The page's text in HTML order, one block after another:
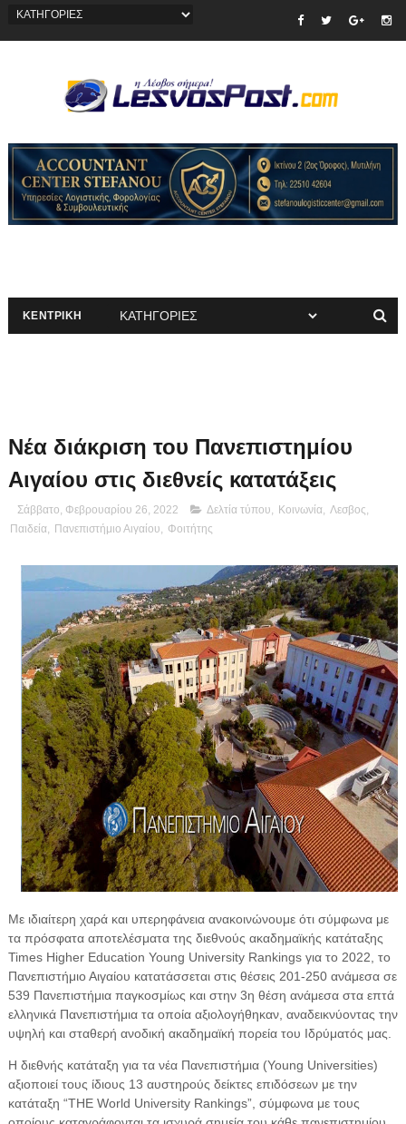
ΚΕΝΤΡΙΚΗ
Νέα διάκριση του Πανεπιστημίου
Αιγαίου στις διεθνείς κατατάξεις
Σάββατο, Φεβρουαρίου 26, 2022 Δελτία τύπου Κοινωνία, Λεσβος
Παιδεία, Πανεπιστήμιο Αιγαίου Φοιτήτης
Με ιδιαίτερη χαρά και υπερηφάνεια ανακοινώνουμε ότι σύμφωνα με
τα πρόσφατα αποτελέσματα της διεθνούς ακαδημαϊκής κατάταξης
Times Higher Education Young University Rankings για το 2022, το
Πανεπιστήμιο Αιγαίου κατατάσσεται στις θέσεις 201-250 ανάμεσα σε
539 Πανεπιστήμια παγκοσμίως και στην 3η θέση ανάμεσα στα επτά
ελληνικά Πανεπιστήμια τα οποία αξιολογήθηκαν, αναδεικνύοντας την
υψηλή και σταθερή ανοδική ακαδημαϊκή πορεία του Ιδρύματός μας.
Η διεθνής κατάταξη για τα νέα Πανεπιστήμια (Young Universities)
αξιοποιεί τους ίδιους 13 αυστηρούς δείκτες επιδόσεων με την
κατάταξη “ΤΗΕ World University Rankings”, σύμφωνα με τους